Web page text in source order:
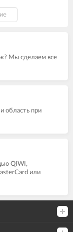
Мы сделаем все
область при
QIWI,
или